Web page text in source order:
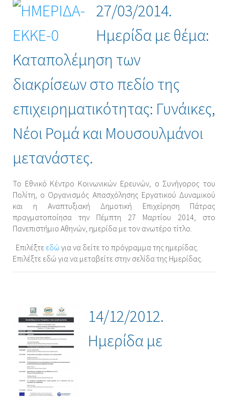
27/03/2014.
Ημερίδα με θέμα:
Καταπολέμηση των
διακρίσεων στο πεδίο της
επιχειρηματικότητας: Γυνάικες,
Νέοι Ρομά και Μουσουλμάνοι
μετανάστες.
Το Εθνικό Κέντρο Κοινωνικών Ερευνών, ο Συνήγορος του
Πολίτη, ο Οργανισμός Απασχόλησης Εργατικού Δυναμικού
και η Αναπτυξιακή Δημοτική Επιχείρηση Πάτρας
πραγματοποίησα την Πέμπτη 27 Μαρτίου 2014, στο
Πανεπιστήμιο Αθηνών, ημερίδα με τον ανωτέρο τίτλο.
Επιλέξτε εδώ για να δείτε το πρόγραμμα της ημερίδας.
Επιλέξτε εδώ για να μεταβείτε στην σελίδα της Ημερίδας.
14/12/2012.
Ημερίδα με